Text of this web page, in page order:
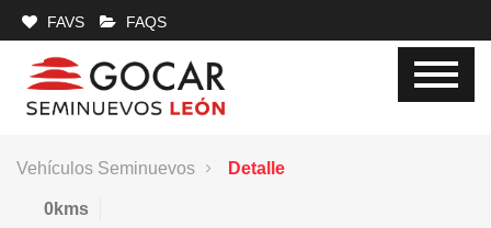
FAVS FAQS
Vehículos Seminuevos Detalle
0kms